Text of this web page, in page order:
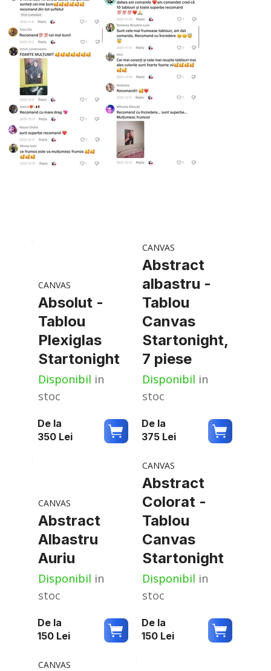
CANVAS
Absolut -
Tablou
Plexiglas
Startonight
Disponibil in
stoc
De la
350 Lei
CANVAS
Abstract
albastru -
Tablou
Canvas
Startonight,
7 piese
Disponibil in
stoc
De la
375 Lei
CANVAS
Abstract
Albastru
Auriu
Disponibil in
stoc
De la
150 Lei
CANVAS
Abstract
Colorat -
Tablou
Canvas
Startonight
Disponibil in
stoc
De la
150 Lei
CANVAS